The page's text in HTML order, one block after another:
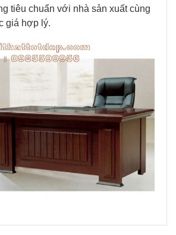
tiêu chuẩn với nhà sản xuất cùng
giá hợp lý.